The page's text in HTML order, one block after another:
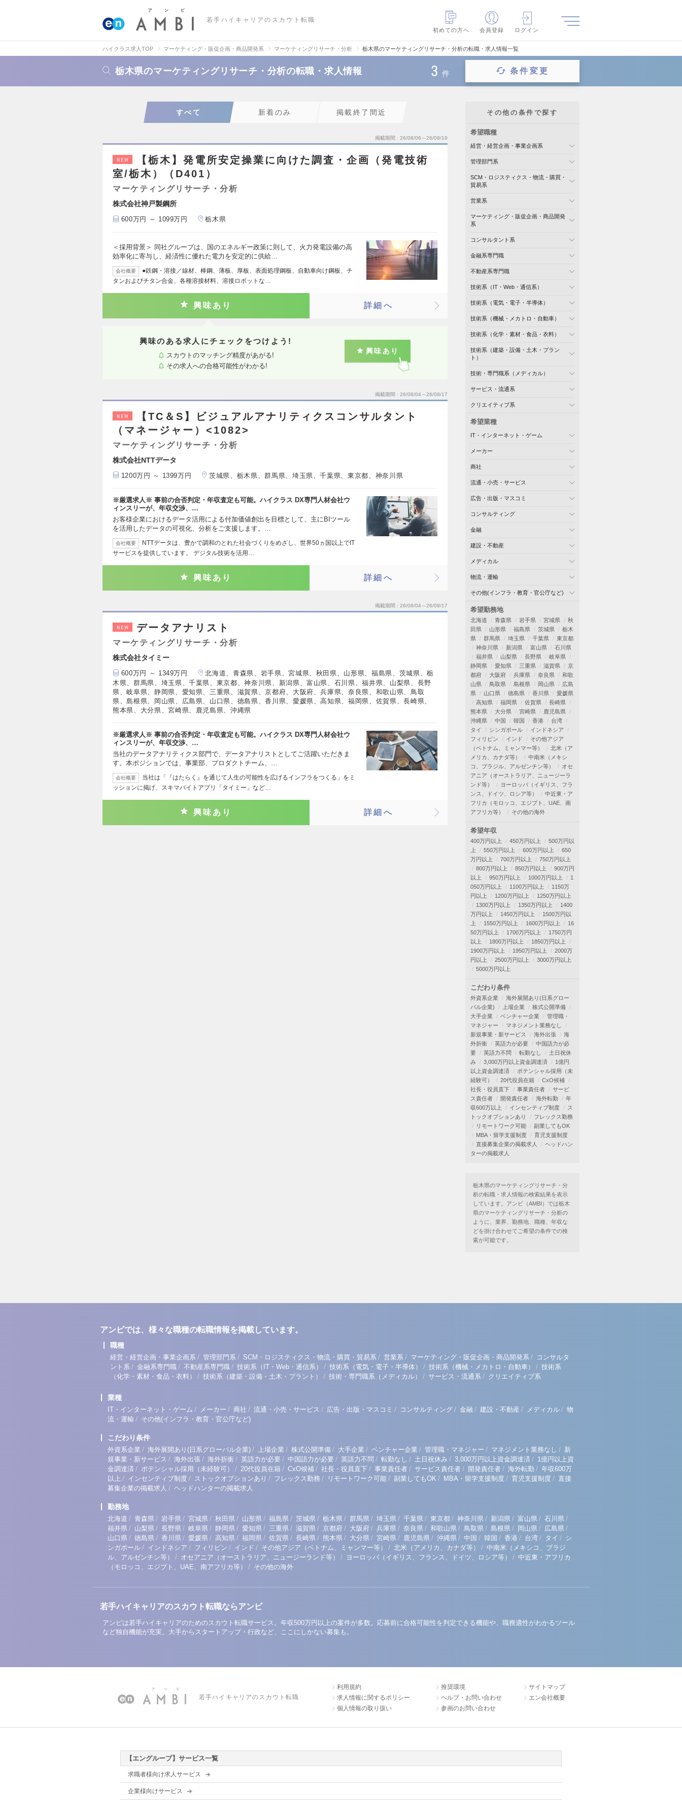
若手ハイキャリアのスカウト転職
初めての方へ
会員登録 ログイン
ハイクラス求人TOP マーケティング・販促企画・商品開発系 マーケティングリサーチ・分析 栃木県のマーケティングリサーチ・分析の転職・求人情報一覧
栃木県のマーケティングリサーチ・分析の転職・求人情報 3 件 条件変更
すべて 新着のみ 掲載終了間近
掲載期間 26/08/06～26/08/19
NEW
【栃木】発電所安定操業に向けた調査・企画（発電技術
室/栃木）（D401）
マーケティングリサーチ・分析
株式会社神戸製鋼所
600万円 ～ 1099万円 栃木県
＜採用背景＞ 同社グループは、国のエネルギー政策に則して、火力発電設備の高
効率化に寄与し、経済性に優れた電力を安定的に供給…
会社概要
●鉄鋼・溶接／線材、棒鋼、薄板、厚板、表面処理鋼板、自動車向け鋼板、チ
タンおよびチタン合金、各種溶接材料、溶接ロボットな…
興味あり 詳細へ
興味のある求人にチェックをつけよう!
スカウトのマッチング精度があがる!
その求人への合格可能性がわかる!
興味あり
掲載期間 26/08/04～26/08/17
NEW
【TC＆S】ビジュアルアナリティクスコンサルタント
（マネージャー）<1082>
マーケティングリサーチ・分析
株式会社NTTデータ
1200万円 ～ 1399万円 茨城県、栃木県、群馬県、埼玉県、千葉県、東京都、神奈川県
※厳選求人※ 事前の合否判定・年収査定も可能。ハイクラス DX専門人材会社ウ
ィンスリーが、年収交渉、…
お客様企業におけるデータ活用による付加価値創出を目標として、主にBIツール
を活用したデータの可視化、分析をご支援します。…
会社概要
NTTデータは、豊かで調和のとれた社会づくりをめざし、世界50ヵ国以上でIT
サービスを提供しています。 デジタル技術を活用…
興味あり 詳細へ
掲載期間 26/08/04～26/08/17
NEW データアナリスト
マーケティングリサーチ・分析
株式会社タイミー
600万円 ～ 1349万円
北海道、青森県、岩手県、宮城県、秋田県、山形県、福島県、茨城県、栃
木県、群馬県、埼玉県、千葉県、東京都、神奈川県、新潟県、富山県、石川県、福井県、山梨県、長野
県、岐阜県、静岡県、愛知県、三重県、滋賀県、京都府、大阪府、兵庫県、奈良県、和歌山県、鳥取
県、島根県、岡山県、広島県、山口県、徳島県、香川県、愛媛県、高知県、福岡県、佐賀県、長崎県、
熊本県、大分県、宮崎県、鹿児島県、沖縄県
※厳選求人※ 事前の合否判定・年収査定も可能。ハイクラス DX専門人材会社ウ
ィンスリーが、年収交渉、…
当社のデータアナリティクス部門で、データアナリストとしてご活躍いただきま
す。本ポジションでは、事業部、プロダクトチーム、…
会社概要
当社は「『はたらく』を通じて人生の可能性を広げるインフラをつくる」をミ
ッションに掲げ、スキマバイトアプリ「タイミー」など…
興味あり 詳細へ
その他の条件で探す
希望職種
経営・経営企画・事業企画系
管理部門系
SCM・ロジスティクス・物流・購買・
貿易系
営業系
マーケティング・販促企画・商品開発
系
コンサルタント系
金融系専門職
不動産系専門職
技術系（IT・Web・通信系）
技術系（電気・電子・半導体）
技術系（機械・メカトロ・自動車）
技術系（化学・素材・食品・衣料）
技術系（建築・設備・土木・プラン
ト）
技術・専門職系（メディカル）
サービス・流通系
クリエイティブ系
希望業種
IT・インターネット・ゲーム
メーカー
商社
流通・小売・サービス
広告・出版・マスコミ
コンサルティング
金融
建設・不動産
メディカル
物流・運輸
その他(インフラ・教育・官公庁など)
希望勤務地
北海道 青森県 岩手県 宮城県
秋
田県
山形県 福島県 茨城県
栃木
県
群馬県 埼玉県 千葉県
東京都
神奈川県
新潟県 富山県
石川県
福井県
山梨県 長野県
岐阜県
静岡県
愛知県 三重県 滋賀県
京
都府
大阪府 兵庫県 奈良県
和歌
山県
鳥取県 島根県 岡山県
広島
県
山口県 徳島県 香川県
愛媛県
高知県
福岡県 佐賀県
長崎県
熊本県
大分県 宮崎県
鹿児島県
沖縄県
中国 韓国 香港
台湾
タイ
シンガポール
インドネシア
フィリピン
インド
その他アジア
（ベトナム、ミャンマー等）
北米（ア
メリカ、カナダ等）
中南米（メキシ
コ、ブラジル、アルゼンチン等）
オセ
アニア（オーストラリア、ニュージーラ
ンド等）
ヨーロッパ（イギリス、フラ
ンス、ドイツ、ロシア等）
中近東・ア
フリカ（モロッコ、エジプト、UAE、南
アフリカ等）
その他の海外
希望年収
400万円以上 450万円以上
500万円以
上
550万円以上 600万円以上
650
万円以上
700万円以上
750万円以上
800万円以上
850万円以上
900万円
以上
950万円以上 1000万円以上
1
050万円以上
1100万円以上
1150万
円以上
1200万円以上
1250万円以上
1300万円以上
1350万円以上
1400
万円以上
1450万円以上
1500万円以
上
1550万円以上 1600万円以上
16
50万円以上
1700万円以上
1750万円
以上
1800万円以上
1850万円以上
1900万円以上
1950万円以上
2000万
円以上
2500万円以上
3000万円以上
5000万円以上
こだわり条件
外資系企業
海外展開あり(日系グロー
バル企業)
上場企業
株式公開準備
大手企業
ベンチャー企業
管理職・
マネジャー
マネジメント業務なし
新規事業・新サービス
海外出張
海
外折衝
英語力が必要
中国語力が必
要
英語力不問 転勤なし
土日祝休
み
3,000万円以上資金調達済
1億円
以上資金調達済
ポテンシャル採用（未
経験可）
20代役員在籍
CxO候補
社長・役員直下
事業責任者
サービ
ス責任者
開発責任者 海外転勤
年
収600万以上
インセンティブ制度
ス
トックオプションあり
フレックス勤務
リモートワーク可能
副業してもOK
MBA・留学支援制度
育児支援制度
直接募集企業の掲載求人
ヘッドハン
ターの掲載求人
栃木県のマーケティングリサーチ・分
析の転職・求人情報の検索結果を表示
しています。アンビ（AMBI）では栃木
県のマーケティングリサーチ・分析の
ように、業界、勤務地、職種、年収な
どを掛け合わせてご希望の条件での検
索が可能です。
アンビでは、様々な職種の転職情報を掲載しています。
職種
経営・経営企画・事業企画系 / 管理部門系 / SCM・ロジスティクス・物流・購買・貿易系 / 営業系 / マーケティング・販促企画・商品開発系 / コンサルタ
ント系 / 金融系専門職 / 不動産系専門職 / 技術系（IT・Web・通信系） / 技術系（電気・電子・半導体） / 技術系（機械・メカトロ・自動車） / 技術系
（化学・素材・食品・衣料）
/ 技術系（建築・設備・土木・プラント） / 技術・専門職系（メディカル） / サービス・流通系 / クリエイティブ系
業種
IT・インターネット・ゲーム / メーカー / 商社 / 流通・小売・サービス / 広告・出版・マスコミ / コンサルティング / 金融 / 建設・不動産 / メディカル / 物
流・運輸 / その他(インフラ・教育・官公庁など)
こだわり条件
外資系企業 / 海外展開あり(日系グローバル企業) / 上場企業 / 株式公開準備 / 大手企業 / ベンチャー企業 / 管理職・マネジャー / マネジメント業務なし / 新
規事業・新サービス / 海外出張 / 海外折衝 / 英語力が必要 / 中国語力が必要 / 英語力不問 / 転勤なし / 土日祝休み / 3,000万円以上資金調達済 / 1億円以上資
金調達済 / ポテンシャル採用（未経験可） / 20代役員在籍 / CxO候補 / 社長・役員直下 / 事業責任者 / サービス責任者 / 開発責任者 / 海外転勤 / 年収600万
以上 / インセンティブ制度 / ストックオプションあり / フレックス勤務 / リモートワーク可能 / 副業してもOK / MBA・留学支援制度 / 育児支援制度 / 直接
募集企業の掲載求人 / ヘッドハンターの掲載求人
勤務地
北海道 / 青森県 / 岩手県 / 宮城県 / 秋田県 / 山形県 / 福島県 / 茨城県 / 栃木県 / 群馬県 / 埼玉県 / 千葉県 / 東京都 / 神奈川県 / 新潟県 / 富山県 / 石川県 /
福井県 / 山梨県 / 長野県 / 岐阜県 / 静岡県 / 愛知県 / 三重県 / 滋賀県 / 京都府 / 大阪府 / 兵庫県 / 奈良県 / 和歌山県 / 鳥取県 / 島根県 / 岡山県 / 広島県 /
山口県 / 徳島県 / 香川県 / 愛媛県 / 高知県 / 福岡県 / 佐賀県 / 長崎県 / 熊本県 / 大分県 / 宮崎県 / 鹿児島県 / 沖縄県 / 中国 / 韓国 / 香港 / 台湾 / タイ / シ
ンガポール / インドネシア / フィリピン / インド / その他アジア（ベトナム、ミャンマー等） / 北米（アメリカ、カナダ等） / 中南米（メキシコ、ブラジ
ル、アルゼンチン等）
/ オセアニア（オーストラリア、ニュージーランド等） / ヨーロッパ（イギリス、フランス、ドイツ、ロシア等） / 中近東・アフリカ
（モロッコ、エジプト、UAE、南アフリカ等）
/ その他の海外
若手ハイキャリアのスカウト転職ならアンビ
アンビは若手ハイキャリアのためのスカウト転職サービス。年収500万円以上の案件が多数。応募前に合格可能性を判定できる機能や、職務適性がわかるツール
など独自機能が充実。大手からスタートアップ・行政など、ここにしかない募集も。
若手ハイキャリアのスカウト転職
利用規約
求人情報に関するポリシー
個人情報の取り扱い
推奨環境
ヘルプ・お問い合わせ
参画のお問い合わせ
サイトマップ
エン会社概要
【エングループ】サービス一覧
求職者様向け求人サービス
企業様向けサービス